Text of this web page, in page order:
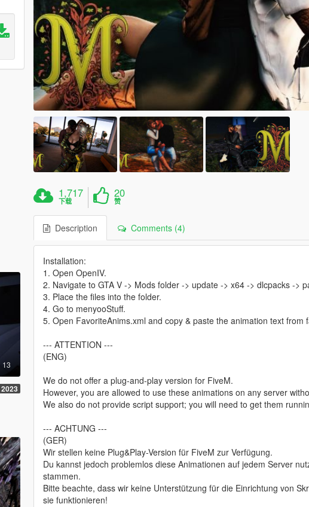
13
2023
1,717
下载
20
赞
Description Comments (4)
Installation:
1. Open OpenIV.
2. Navigate to GTA V -> Mods folder -> update -> x64 -> dlcpacks ->
3. Place the files into the folder.
4. Go to menyooStuff.
5. Open FavoriteAnims.xml and copy & paste the animation text from
--- ATTENTION ---
(ENG)
We do not offer a plug-and-play version for FiveM.
However, you are allowed to use these animations on any server
We also do not provide script support; you will need to get them
--- ACHTUNG ---
(GER)
Wir stellen keine Plug&Play-Version für FiveM zur Verfügung.
Du kannst jedoch problemlos diese Animationen auf jedem Server
stammen.
Bitte beachte, dass wir keine Unterstützung für die Einrichtung von
sie funktionieren!